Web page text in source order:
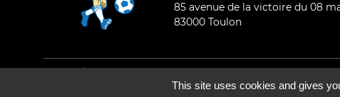
85 avenue de la victoire du 08
83000 Toulon
Mentions légales-Qui sommes-nous ?
©2026 - Tous droits réservés - Conception :epartenair e
This site uses cookies and gives